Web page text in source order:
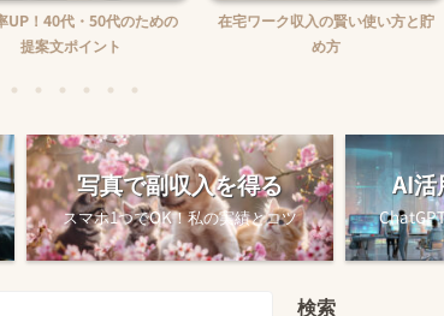
代・50代のための
文ポイント
在宅ワーク収入の賢い使い方と貯
在
写真で副収入を得る
スマホ1つでOK！私の実績とコツ
AI活
検索